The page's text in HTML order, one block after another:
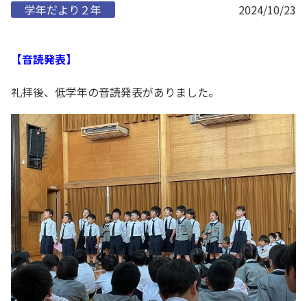
学年だより２年 2024/10/23
【音読発表】
礼拝後、低学年の音読発表がありました。